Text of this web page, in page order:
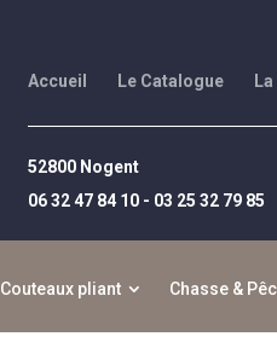
Accueil Le Catalogue
52800 Nogent
06 32 47 84 10 - 03 25 32 79 85
Couteaux pliant Chasse &